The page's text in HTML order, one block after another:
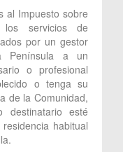
al Impuesto sobre
servicios de
por un gestor
Península a un
o profesional
o tenga su
de la Comunidad,
esté
habitual